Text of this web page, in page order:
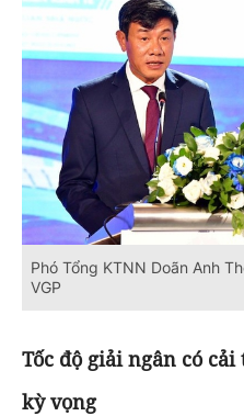
Phó Tổng KTNN Doãn Anh
VGP
Tốc độ giải ngân có
kỳ vọng